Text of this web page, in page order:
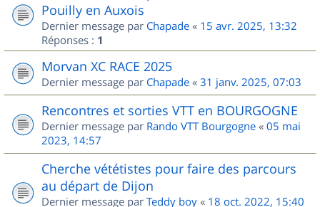
Pouilly en Auxois
Dernier message par Chapade « 15 avr. 2025, 13:32
Réponses : 1
Morvan XC RACE 2025
Dernier message par Chapade « 31 janv. 2025, 07:03
Rencontres et sorties VTT en BOURGOGNE
Dernier message par Rando VTT Bourgogne « 05 mai
2023, 14:57
Cherche vététistes pour faire des parcours
au départ de Dijon
Dernier message par Teddy boy « 18 oct. 2022, 15:40